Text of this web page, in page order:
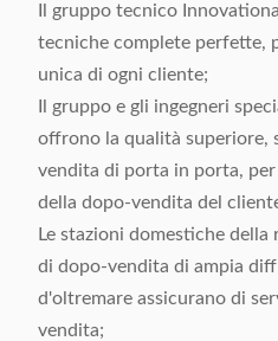
Il gruppo tecnico
tecniche complete perfette,
unica di ogni cliente;
Il gruppo e gli ingegneri
offrono la qualità superiore,
vendita di porta in porta,
della dopo-vendita del
Le stazioni domestiche
di dopo-vendita di ampia
d'oltremare assicurano di
vendita;